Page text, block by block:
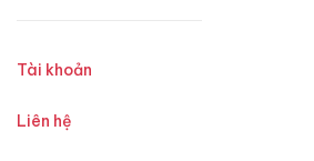
Tài khoản
Liên hệ